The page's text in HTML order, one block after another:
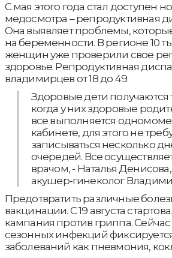
С мая этого года стал доступен
медосмотра – репродуктивная
Она выявляет проблемы, которые
на беременности. В регионе 10
женщин уже проверили свое
здоровье. Репродуктивная
владимирцев от 18 до 49.
Здоровые дети получаются
когда у них здоровые
все выполняется
кабинете, для этого не
записываться несколько
очередей. Все
врачом, - Наталья
акушер-гинеколог
Предотвратить различные
вакцинации. С 19 августа
кампания против гриппа.
сезонных инфекций
заболеваний как пневмония,